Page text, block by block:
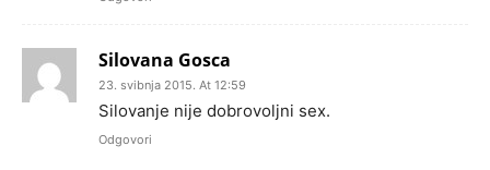
Silovana Gosca
23. svibnja 2015. At 12:59
Silovanje nije dobrovoljni sex.
Odgovori